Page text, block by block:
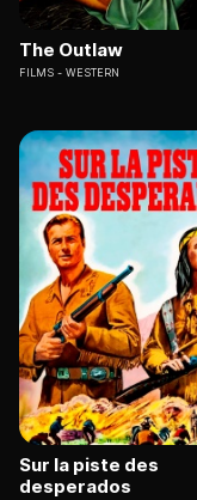
The Outlaw
FILMS WESTERN
Sur la piste des
desperados